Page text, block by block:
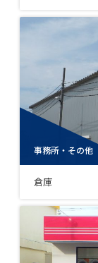
事務所・その他
倉庫